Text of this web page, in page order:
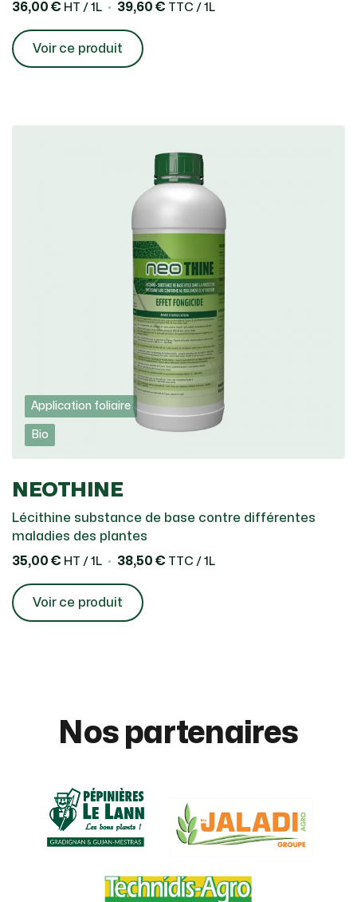
36,00 € HT / 1L 39,60 € TTC / 1L
Voir ce produit
Application foliaire
Bio
NEOTHINE
Lécithine substance de base contre différentes
maladies des plantes
35,00 € HT / 1L 38,50 € TTC / 1L
Voir ce produit
Nos partenaires